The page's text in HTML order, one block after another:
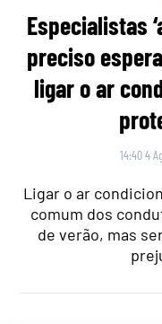
Especialistas
preciso
ligar o ar
14:40 4
Ligar o ar
comum dos
de verão, mas